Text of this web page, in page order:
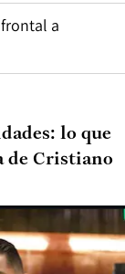
a
lo que
de Cristiano